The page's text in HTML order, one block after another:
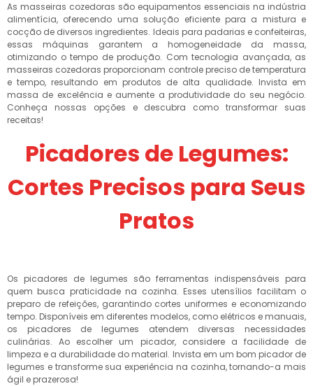
As masseiras cozedoras são equipamentos essenciais na indústria
alimentícia, oferecendo uma solução eficiente para a mistura e
cocção de diversos ingredientes. Ideais para padarias e confeiteiras,
essas máquinas garantem a homogeneidade da massa,
otimizando o tempo de produção. Com tecnologia avançada, as
masseiras cozedoras proporcionam controle preciso de temperatura
e tempo, resultando em produtos de alta qualidade. Invista em
massa de excelência e aumente a produtividade do seu negócio.
Conheça nossas opções e descubra como transformar suas
receitas!
Picadores de Legumes:
Cortes Precisos para Seus
Pratos
Os picadores de legumes são ferramentas indispensáveis para
quem busca praticidade na cozinha. Esses utensílios facilitam o
preparo de refeições, garantindo cortes uniformes e economizando
tempo. Disponíveis em diferentes modelos, como elétricos e manuais,
os picadores de legumes atendem diversas necessidades
culinárias. Ao escolher um picador, considere a facilidade de
limpeza e a durabilidade do material. Invista em um bom picador de
legumes e transforme sua experiência na cozinha, tornando-a mais
ágil e prazerosa!